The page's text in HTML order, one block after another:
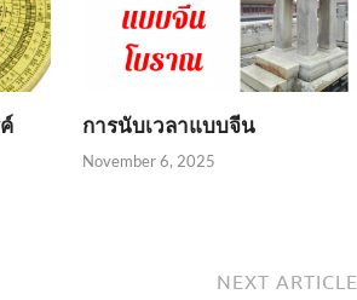
การนับเวลาแบบจีน
November 6, 2025
NEXT ARTICLE